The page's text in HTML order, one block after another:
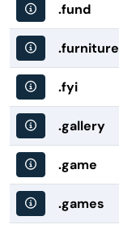
.fund
.furniture
.fyi
.gallery
.game
.games